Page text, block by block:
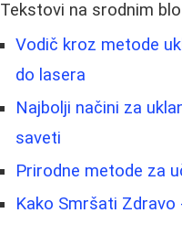
Tekstovi na srodnim
Vodič kroz metode
do lasera
Najbolji načini za
saveti
Prirodne metode za
Kako Smršati Zdravo